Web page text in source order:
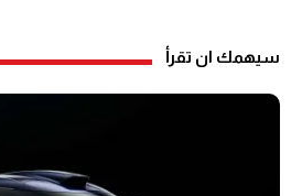
سيهمك ان تقرأ